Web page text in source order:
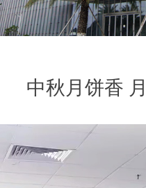
中秋月饼香